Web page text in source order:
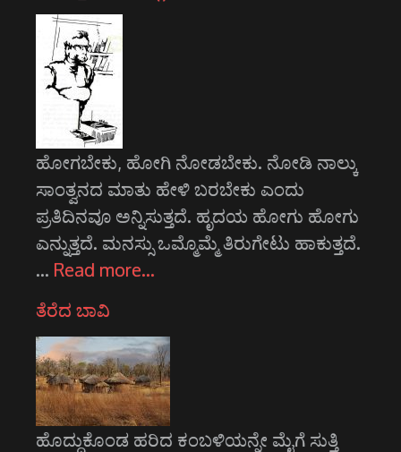
ಹೋಗಬೇಕು, ಹೋಗಿ ನೋಡಬೇಕು. ನೋಡಿ ನಾಲ್ಕು
ಸಾಂತ್ವನದ ಮಾತು ಹೇಳಿ ಬರಬೇಕು ಎಂದು
ಪ್ರತಿದಿನವೂ ಅನ್ನಿಸುತ್ತದೆ. ಹೃದಯ ಹೋಗು ಹೋಗು
ಎನ್ನುತ್ತದೆ. ಮನಸ್ಸು ಒಮ್ಮೊಮ್ಮೆ ತಿರುಗೇಟು ಹಾಕುತ್ತದೆ.
… Read more…
ತೆರೆದ ಬಾವಿ
ಹೊದ್ದುಕೊಂಡ ಹರಿದ ಕಂಬಳಿಯನ್ನೇ ಮೈಗೆ ಸುತ್ತಿ